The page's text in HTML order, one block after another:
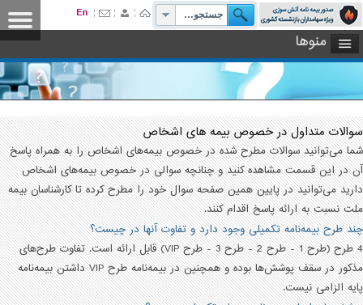
منوها
سوالات متداول در خصوص بیمه های اشخاص
شما می‌توانید سوالات مطرح شده در خصوص بیمه‌های اشخاص را به همراه پاسخ
آن در این قسمت مشاهده کنید و چنانچه سوالی در خصوص بیمه‌های اشخاص
دارید می‌توانید در پایین همین صفحه سوال خود را مطرح کرده تا کارشناسان بیمه
ملت نسبت به ارائه پاسخ اقدام کنند.
چند طرح بیمه‌نامه تکمیلی وجود دارد و تفاوت آنها در چیست؟
4 طرح (طرح 1 - طرح 2 - طرح 3 - طرح VIP) قابل ارائه است. تفاوت طرح‌های
مذکور در سقف پوشش‌ها بوده و همچنین در بیمه‌نامه طرح VIP داشتن بیمه‌نامه
پایه الزامی نیست.